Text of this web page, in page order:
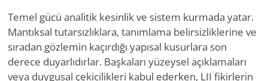
Temel gücü analitik kesinlik ve sistem kurmada yatar.
Mantıksal tutarsızlıklara, tanımlama belirsizliklerine ve
sıradan gözlemin kaçırdığı yapısal kusurlara son
derece duyarlıdırlar. Başkaları yüzeysel açıklamaları
veya duygusal çekicilikleri kabul ederken, LII fikirlerin